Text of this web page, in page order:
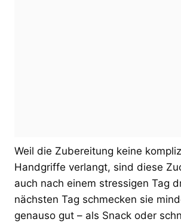
Weil die Zubereitung keine
Handgriffe verlangt, sind diese
auch nach einem stressigen Tag
nächsten Tag schmecken sie
genauso gut – als Snack oder